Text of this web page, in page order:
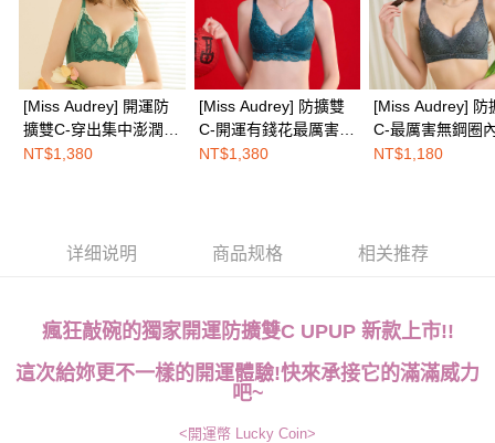
二、付款限制
1. 初次使用 AFTEE 時，將依認證結果及本公司審查結果，核予每個人不同
之上限額度
2. 結帳金額須大於NT$30
3. 目前僅支援台灣會員
三、聲明條款
處理、利用，詳參 AFTEE 官網之『個人資料蒐集、處理及利用告知聲明』
未成年的使用者，請事先徵得法定代理人或監護人之同意方可使用
若您對於個人資料之處理、利用有任何疑問，或欲行使相關法律權利，請聯
繫恩沛科技股份有限公司。若您不同意我們將上開所示之個人資料，連同必
要之購買訂單資訊提供予 AFTEE ，或讓 AFTEE 蒐集處理利用您的個人資
每笔NT$100，满NT$1,500(含以上)免运费
宅配
每笔NT$100，满NT$1,500(含以上)免运费
EASY SHOP門市速取
免运费
[Miss Audrey] 開運防
擴雙C-穿出集中澎潤乳
溝蠶絲無鋼圈內衣-好
NT$1,380
[Miss Audrey] 防擴雙
C-開運有錢花最厲害的
無鋼圈內衣-能量綠
NT$1,380
[Miss Audrey] 防
C-最厲害無鋼圈
墨石綠
NT$1,180
详细说明 商品规格 相关推荐
瘋狂敲碗的獨家開運防擴雙C UPUP 新款上市!!
這次給妳更不一樣的開運體驗!快來承接它的滿滿威力
吧~
<開運幣 Lucky Coin>